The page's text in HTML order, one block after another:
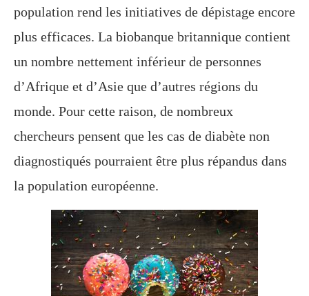
population rend les initiatives de dépistage encore
plus efficaces. La biobanque britannique contient
un nombre nettement inférieur de personnes
d’Afrique et d’Asie que d’autres régions du
monde. Pour cette raison, de nombreux
chercheurs pensent que les cas de diabète non
diagnostiqués pourraient être plus répandus dans
la population européenne.